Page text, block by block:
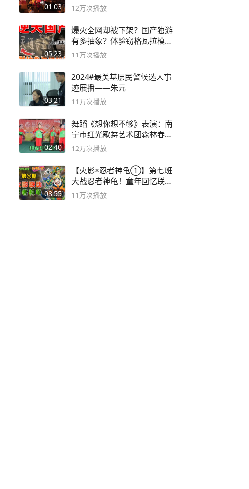
01:03 12万次播放
05:23
爆火全网却被下架？国产独游
有多抽象？体验窃格瓦拉模拟
器！
11万次播放
03:21
2024#最美基层民警候选人事
迹展播——朱元
11万次播放
02:40
舞蹈《想你想不够》表演：南
宁市红光歌舞艺术团森林春红
舞蹈队。
12万次播放
08:55
【火影×忍者神龟①】第七班
大战忍者神龟！童年回忆联动
论武？
11万次播放